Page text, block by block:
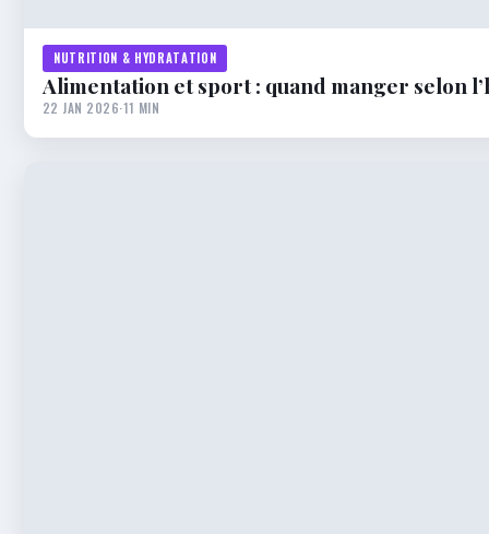
NUTRITION & HYDRATATION
Alimentation et sport : quand manger selon
22 JAN 2026·11 MIN